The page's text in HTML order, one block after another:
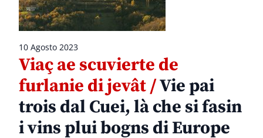
10 Agosto 2023
Viaç ae scuvierte de
furlanie di jevât /Vie pai
trois dal Cuei, là che si fasin
i vins plui bogns di Europe